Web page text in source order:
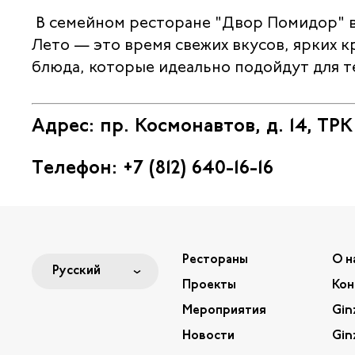
В семейном ресторане "Двор Помидор"
Лето — это время свежих вкусов, ярких
блюда, которые идеально подойдут для
Адрес: пр. Космонавтов, д. 14,
Телефон: +7 (812) 640-16-16
Русский
Русский
Рестораны
Проекты
Мероприятия
Новости
О